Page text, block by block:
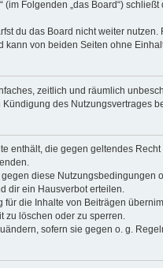
(im Folgenden „das Board“)
du das Board nicht weiter
kann von beiden Seiten ohne
zeitlich und räumlich
des Nutzungsvertrages
enthält, die gegen geltendes
diese
dir ein Hausverbot erteilen.
die Inhalte von Beiträgen
zu löschen oder zu sperren.
sofern sie gegen o. g.